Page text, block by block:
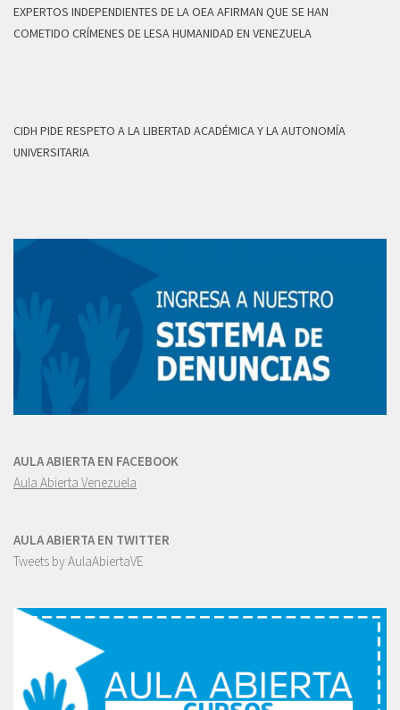
EXPERTOS INDEPENDIENTES DE LA OEA AFIRMAN QUE SE HAN
COMETIDO CRÍMENES DE LESA HUMANIDAD EN VENEZUELA
CIDH PIDE RESPETO A LA LIBERTAD ACADÉMICA Y LA AUTONOMÍA
UNIVERSITARIA
AULA ABIERTA EN FACEBOOK
Aula Abierta Venezuela
AULA ABIERTA EN TWITTER
Tweets by AulaAbiertaVE